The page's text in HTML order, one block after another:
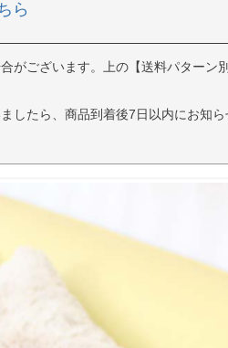
ら
がございます。上の【送料パターン
したら、商品到着後7日以内にお知ら